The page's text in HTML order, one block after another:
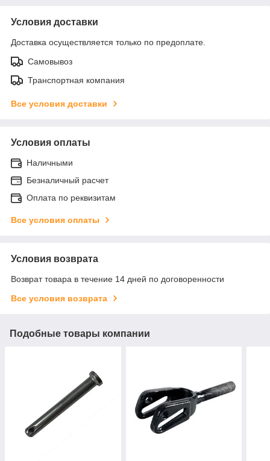
Условия доставки
Доставка осуществляется только по предоплате.
Самовывоз
Транспортная компания
Все условия доставки
Условия оплаты
Наличными
Безналичный расчет
Оплата по реквизитам
Все условия оплаты
Условия возврата
Возврат товара в течение 14 дней по договоренности
Все условия возврата
Подобные товары компании